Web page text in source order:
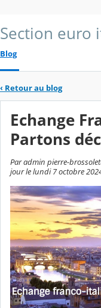
Section euro
Blog
‹ Retour au blog
Echange
Partons
Par admin pierre-
jour le lundi 7 octobre